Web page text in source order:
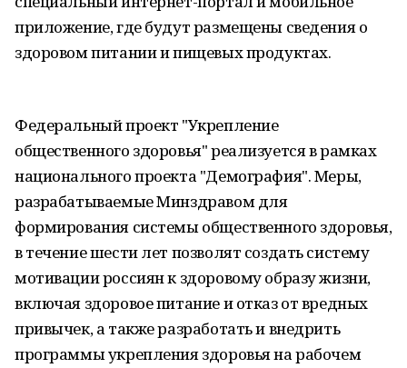
приложение, где будут размещены сведения о
здоровом питании и пищевых продуктах.
Федеральный проект "Укрепление
общественного здоровья" реализуется в рамках
национального проекта "Демография". Меры,
разрабатываемые Минздравом для
формирования системы общественного здоровья,
в течение шести лет позволят создать систему
мотивации россиян к здоровому образу жизни,
включая здоровое питание и отказ от вредных
привычек, а также разработать и внедрить
программы укрепления здоровья на рабочем